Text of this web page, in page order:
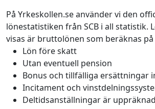
På Yrkeskollen.se använder vi den
lönestatistiken från SCB i all statistik.
visas är bruttolönen som beräknas
Lön före skatt
Utan eventuell pension
Bonus och tillfälliga ersättningar
Incitament och
Deltidsanställningar är